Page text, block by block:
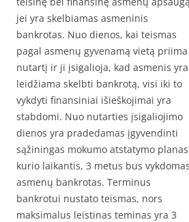
jei yra skelbiamas asmeninis
bankrotas. Nuo dienos, kai teismas
pagal asmenų gyvenamą vietą priima
nutartį ir ji įsigalioja, kad asmenis yra
leidžiama skelbti bankrotą, visi iki to
vykdyti finansiniai išieškojimai yra
stabdomi. Nuo nutarties įsigaliojimo
dienos yra pradedamas įgyvendinti
sąžiningas mokumo atstatymo
kurio laikantis, 3 metus bus vykdomas
asmenų bankrotas. Terminus
bankrotui nustato teismas, nors
maksimalus leistinas teminas yra 3